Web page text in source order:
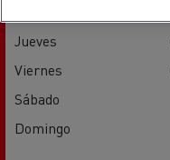
Jueves
Viernes
Sábado
Domingo